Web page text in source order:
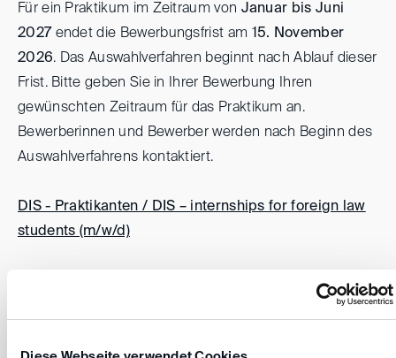
Für ein Praktikum im Zeitraum von Januar bis Juni
2027endet die Bewerbungsfrist am 15. November
2026. Das Auswahlverfahren beginnt nach Ablauf dieser
Frist. Bitte geben Sie in Ihrer Bewerbung Ihren
gewünschten Zeitraum für das Praktikum an.
Bewerberinnen und Bewerber werden nach Beginn des
Auswahlverfahrens kontaktiert.
DIS - Praktikanten / DIS – internships for foreign law
students (m/w/d)
Die Bewerbungsfrist für ein Praktikum im Zeitraum von